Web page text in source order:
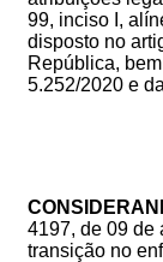
99, inciso I,
disposto no
República,
5.252/2020 e
4197, de 09 de
transição no